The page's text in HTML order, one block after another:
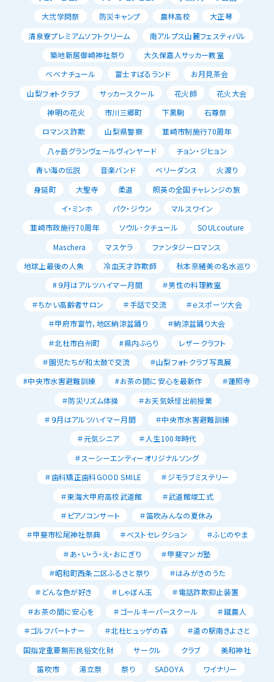
大弐学問祭
防災キャンプ 農林高校
大正琴
清泉寮プレミアムソフトクリーム
南アルプス山麓フェスティバル
築地新居御崎神社祭り
大久保嘉人サッカー教室
べべナチュール
富士すばるランド
お月見茶会
山梨フォトクラブ
サッカースクール 花火師
花火大会
神明の花火
市川三郷町 下黒駒
石尊祭
ロマンス詐欺
山梨県警察
韮崎市制施行70周年
八ヶ岳グランヴェールヴィンヤード
チョン・ジヒョン
青い海の伝説
音楽バンド ベリーダンス
火渡り
身延町
大聖寺 柔道
照英の全国チャレンジの旅
イ・ミンホ
パク・ジウン
マルスワイン
韮崎市政施行70周年
ソウル･クチュール
SOULcouture
Maschera
マスケラ
ファンタジーロマンス
地球上最後の人魚
冷血天才詐欺師
秋本奈緒美の名水巡り
#９月はアルツハイマー月間
＃男性の料理教室
＃ちかい高齢者サロン
＃手話で交流
＃ｅスポーツ大会
＃甲府市富竹，地区納涼盆踊り
＃納涼盆踊り大会
＃北杜市白州町
#県内ぶらり
レザークラフト
＃園児たちが和太鼓で交流
＃山梨フォトクラブ写真展
#中央市水害避難訓練
#お茶の間に安心を最新作
＃蓮照寺
＃防災リズム体操
＃お天気妖怪出前授業
＃９月はアルツハイマー月間
＃中央市水害避難訓練
＃元気シニア
＃人生100年時代
＃スーシーエンティーオリジナルソング
＃歯科矯正歯科GOOD SMILE
＃ジモラブミステリー
＃東海大甲府高校武道館
＃武道館竣工式
＃ピアノコンサート
＃笛吹みんなの夏休み
＃甲斐市松尾神社祭典
＃ベストセレクション
＃ふじのやま
＃あ・い・う・え・おにぎり
＃甲斐マンガ塾
＃昭和町西条二区ふるさと祭り
＃はみがきのうた
＃どんな色が好き
＃しゃぼん玉
＃電話詐欺抑止装置
＃お茶の間に安心を
＃ゴールキーパースクール
＃蹴農人
＃ゴルフパートナー
＃北杜ヒュッゲの森
＃道の駅南きよさと
国指定重要無形民俗文化財
サークル クラブ
美和神社
笛吹市
湯立祭 祭り SADOYA
ワイナリー